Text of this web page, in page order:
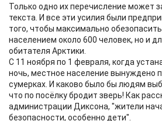
Только одно их перечисление может
текста. И все эти усилия были
того, чтобы максимально
населением около 600 человек, но и
обитателя Арктики.
С 11 ноября по 1 февраля, когда
ночь, местное население вынуждено
сумерках. И каково было бы людям
что по посёлку бродит зверь! Как
администрации Диксона, "жители
безопасности, особенно дети".